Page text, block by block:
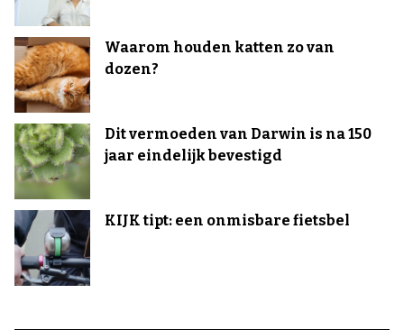
Waarom houden katten zo van
dozen?
Dit vermoeden van Darwin is na 150
jaar eindelijk bevestigd
KIJK tipt: een onmisbare fietsbel